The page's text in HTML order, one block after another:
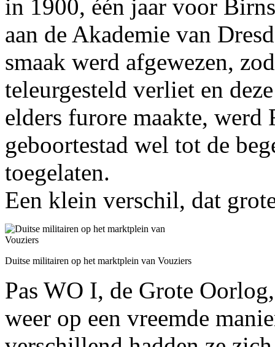
in 1900, één jaar voor
aan de Akademie van
smaak werd afgewezen,
teleurgesteld verliet en
elders furore maakte,
geboortestad wel tot de
toegelaten.
Een klein verschil, dat
Duitse militairen op het marktplein van Vouziers
Pas WO I, de Grote
weer op een vreemde